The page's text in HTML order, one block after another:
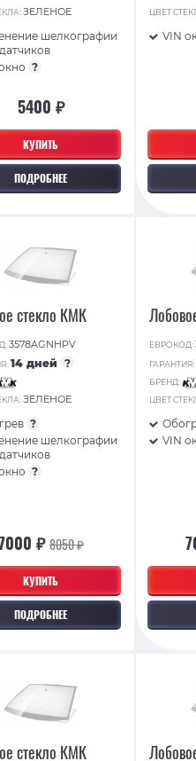
КУПИТЬ
ПОДРОБНЕЕ
ЗЕЛЕНОЕ
шелкографии
?
5400 ₽
ЦВЕТ
VIN
КУПИТЬ
ПОДРОБНЕЕ
стекло КМК
3578AGNHPV
14 дней ?
ЗЕЛЕНОЕ
?
шелкографии
?
₽8050 ₽
ЕВРОКОД:
БРЕНД:
ЦВЕТ
VIN
стекло КМК